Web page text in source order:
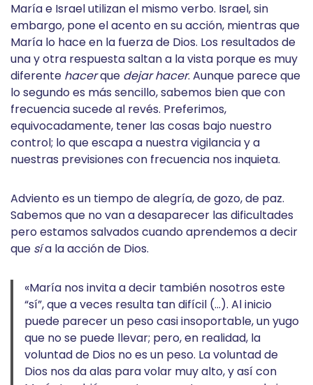
María e Israel utilizan el mismo verbo. Israel, sin
embargo, pone el acento en su acción, mientras que
María lo hace en la fuerza de Dios. Los resultados de
una y otra respuesta saltan a la vista porque es muy
diferente hacerque dejar hacer. Aunque parece que
lo segundo es más sencillo, sabemos bien que con
frecuencia sucede al revés. Preferimos,
equivocadamente, tener las cosas bajo nuestro
control; lo que escapa a nuestra vigilancia y a
nuestras previsiones con frecuencia nos inquieta.
Adviento es un tiempo de alegría, de gozo, de paz.
Sabemos que no van a desaparecer las dificultades
pero estamos salvados cuando aprendemos a decir
que sía la acción de Dios.
«María nos invita a decir también nosotros este
“sí”, que a veces resulta tan difícil (…). Al inicio
puede parecer un peso casi insoportable, un yugo
que no se puede llevar; pero, en realidad, la
voluntad de Dios no es un peso. La voluntad de
Dios nos da alas para volar muy alto, y así con